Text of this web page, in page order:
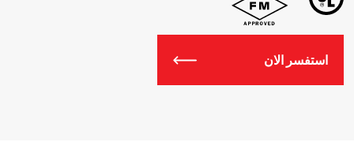
استفسر الان